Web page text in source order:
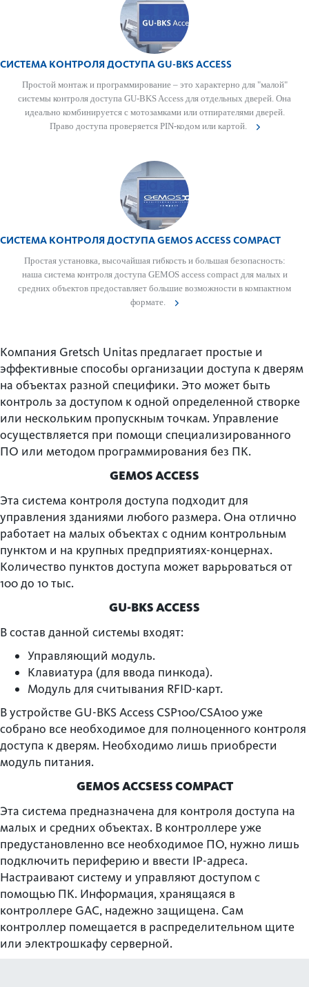
СИСТЕМА КОНТРОЛЯ ДОСТУПА GU-BKS ACCESS
Простой монтаж и программирование – это хар­актерно для "малой"
сис­темы контроля дос­тупа GU-BKS Access для отдельных дверей. Она
идеально комб­инируется с мотоза­м­ками или отпирате­лями дверей.
Право дос­тупа провер­яется PIN-кодом или картой.
СИСТЕМА КОНТРОЛЯ ДОСТУПА GEMOS ACCESS COMPACT
Простая установка, выс­очайшая гиб­кость и большая безоп­асность:
наша сис­тема контроля дос­тупа GEMOS access compact для малых и
средних объектов предос­тавляет большие возможности в компактном
формате.
Компания Gretsch Unitas предлагает простые и
эффективные способы организации доступа к дверям
на объектах разной специфики. Это может быть
контроль за доступом к одной определенной створке
или нескольким пропускным точкам. Управление
осуществляется при помощи специализированного
ПО или методом программирования без ПК.
GEMOS ACCESS
Эта система контроля доступа подходит для
управления зданиями любого размера. Она отлично
работает на малых объектах с одним контрольным
пунктом и на крупных предприятиях-концернах.
Количество пунктов доступа может варьроваться от
100 до 10 тыс.
GU-BKS ACCESS
В состав данной системы входят:
Управляющий модуль.
Клавиатура (для ввода пинкода).
Модуль для считывания RFID-карт.
В устройстве GU-BKS Access CSP100/CSA100 уже
собрано все необходимое для полноценного контроля
доступа к дверям. Необходимо лишь приобрести
модуль питания.
GEMOS ACCSESS COMPACT
Эта система предназначена для контроля доступа на
малых и средних объектах. В контроллере уже
предустановленно все необходимое ПО, нужно лишь
подключить периферию и ввести IP-адреса.
Настраивают систему и управляют доступом с
помощью ПК. Информация, хранящаяся в
контроллере GAC, надежно защищена. Сам
контроллер помещается в распределительном щите
или электрошкафу серверной.